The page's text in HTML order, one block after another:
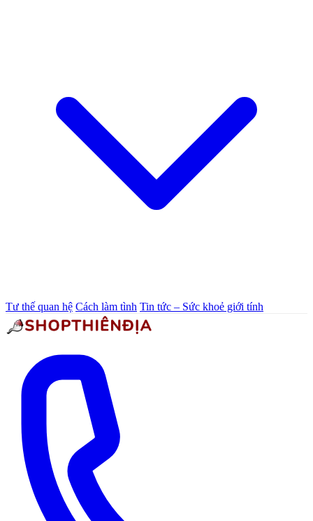
Tư thế quan hệ Cách làm tình Tin tức – Sức khoẻ giới tính